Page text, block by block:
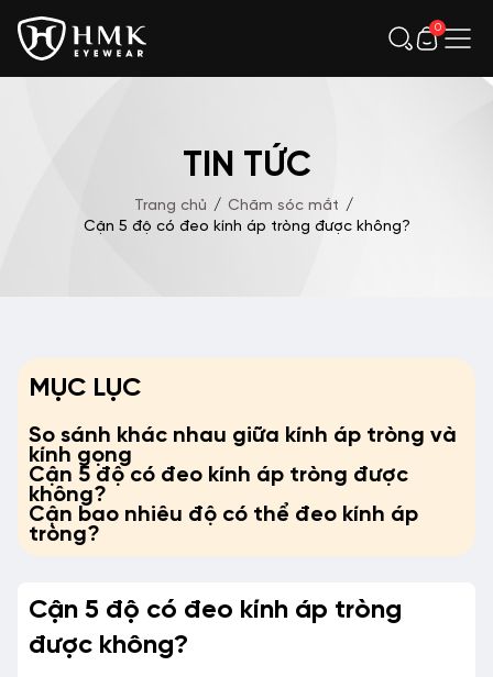
0
TIN TỨC
Trang chủ / Chăm sóc mắt /
Cận 5 độ có đeo kính áp tròng được không?
Cận 5 độ có đeo kính áp tròng
được không?
MỤC LỤC
So sánh khác nhau giữa kính áp tròng và
kính gọng
Cận 5 độ có đeo kính áp tròng được
không?
Cận bao nhiêu độ có thể đeo kính áp
tròng?